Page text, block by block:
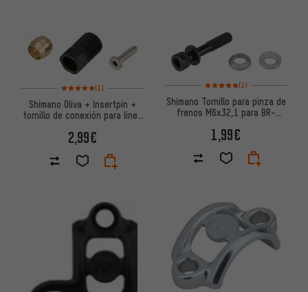
Valoración media: 5 de 5 basada en 1 reseñas
(1)
Shimano Oliva + Insertpin +
tornillo de conexión para linea
2,99€
Valoración media: 5 de 5
(1)
Shimano Tornillo para pinza de
frenos M6x32,1 para BR-
1,99€